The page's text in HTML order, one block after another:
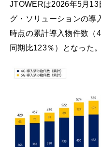
JTOWERは2026年5月
グ・ソリューションの導
時点の累計導入物件数（
同期比123％）となった。